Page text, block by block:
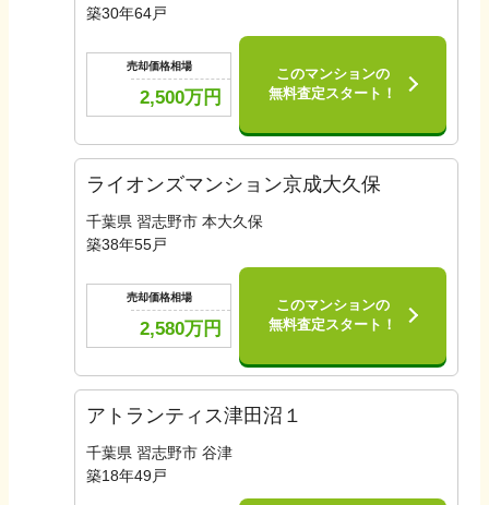
築30年64戸
売却価格相場
2,500万円
このマンションの
無料査定スタート！
ライオンズマンション京成大久保
千葉県 習志野市 本大久保
築38年55戸
売却価格相場
2,580万円
このマンションの
無料査定スタート！
アトランティス津田沼１
千葉県 習志野市 谷津
築18年49戸